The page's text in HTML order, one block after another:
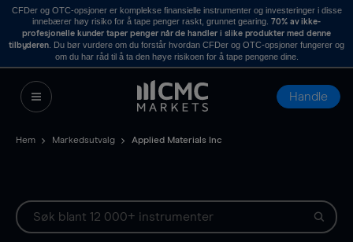
CFDer og OTC-opsjoner er komplekse finansielle instrumenter og investeringer i disse
innebærer høy risiko for å tape penger raskt, grunnet gearing. 70% av ikke-
profesjonelle kunder taper penger når de handler i slike produkter med denne
tilbyderen . Du bør vurdere om du forstår hvordan CFDer og OTC-opsjoner fungerer og
om du har råd til å ta den høye risikoen for å tape pengene dine.
Handle
Hem Markedsutvalg Applied Materials Inc